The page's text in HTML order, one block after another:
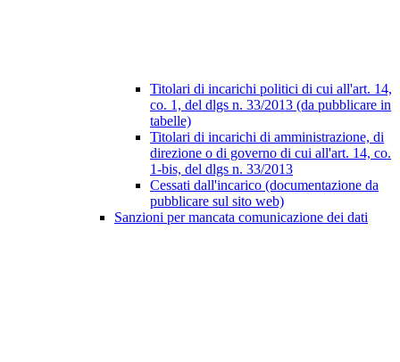
Titolari di incarichi politici di cui all'art. 14,
co. 1, del dlgs n. 33/2013 (da pubblicare in
tabelle)
Titolari di incarichi di amministrazione, di
direzione o di governo di cui all'art. 14, co.
1-bis, del dlgs n. 33/2013
Cessati dall'incarico (documentazione da
pubblicare sul sito web)
Sanzioni per mancata comunicazione dei dati